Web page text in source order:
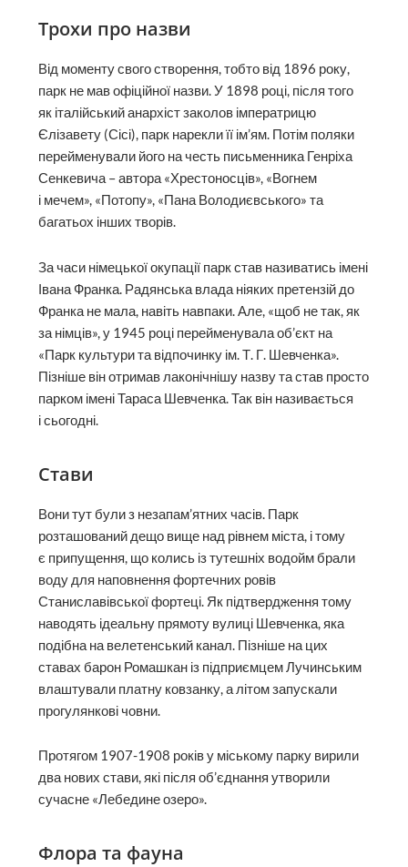
Трохи про назви
Від моменту свого створення, тобто від 1896 року,
парк не мав офіційної назви. У 1898 році, після того
як італійський анархіст заколов імператрицю
Єлізавету (Сісі), парк нарекли її ім’ям. Потім поляки
перейменували його на честь письменника Генріха
Сенкевича – автора «Хрестоносців», «Вогнем
і мечем», «Потопу», «Пана Володиєвського» та
багатьох інших творів.
За часи німецької окупації парк став називатись імені
Івана Франка. Радянська влада ніяких претензій до
Франка не мала, навіть навпаки. Але, «щоб не так, як
за німців», у 1945 році перейменувала об’єкт на
«Парк культури та відпочинку ім. Т. Г. Шевченка».
Пізніше він отримав лаконічнішу назву та став просто
парком імені Тараса Шевченка. Так він називається
і сьогодні.
Стави
Вони тут були з незапам’ятних часів. Парк
розташований дещо вище над рівнем міста, і тому
є припущення, що колись із тутешніх водойм брали
воду для наповнення фортечних ровів
Станиславівської фортеці. Як підтвердження тому
наводять ідеальну прямоту вулиці Шевченка, яка
подібна на велетенський канал. Пізніше на цих
ставах барон Ромашкан із підприємцем Лучинським
влаштували платну ковзанку, а літом запускали
прогулянкові човни.
Протягом 1907-1908 років у міському парку вирили
два нових стави, які після об’єднання утворили
сучасне «Лебедине озеро».
Флора та фауна